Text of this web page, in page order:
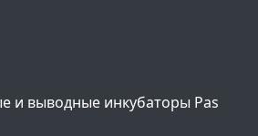
и выводные инкубаторы Pas